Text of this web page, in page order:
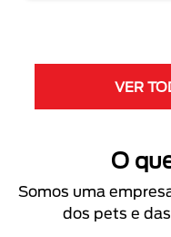
VER
O
Somos uma
dos pets e